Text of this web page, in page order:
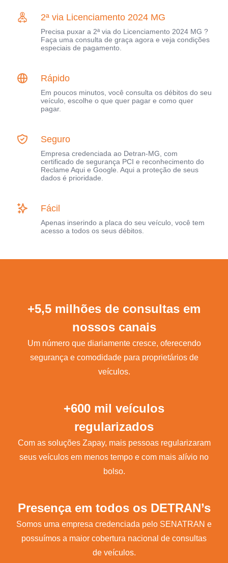
2ª via Licenciamento 2024 MG
Precisa puxar a 2ª via do Licenciamento 2024 MG ?
Faça uma consulta de graça agora e veja condições
especiais de pagamento.
Rápido
Em poucos minutos, você consulta os débitos do seu
veículo, escolhe o que quer pagar e como quer
pagar.
Seguro
Empresa credenciada ao Detran-MG, com
certificado de segurança PCI e reconhecimento do
Reclame Aqui e Google. Aqui a proteção de seus
dados é prioridade.
Fácil
Apenas inserindo a placa do seu veículo, você tem
acesso a todos os seus débitos.
+5,5 milhões de consultas em
nossos canais
Um número que diariamente cresce, oferecendo
segurança e comodidade para proprietários de
veículos.
+600 mil veículos
regularizados
Com as soluções Zapay, mais pessoas regularizaram
seus veículos em menos tempo e com mais alívio no
bolso.
Presença em todos os DETRAN’s
Somos uma empresa credenciada pelo SENATRAN e
possuímos a maior cobertura nacional de consultas
de veículos.